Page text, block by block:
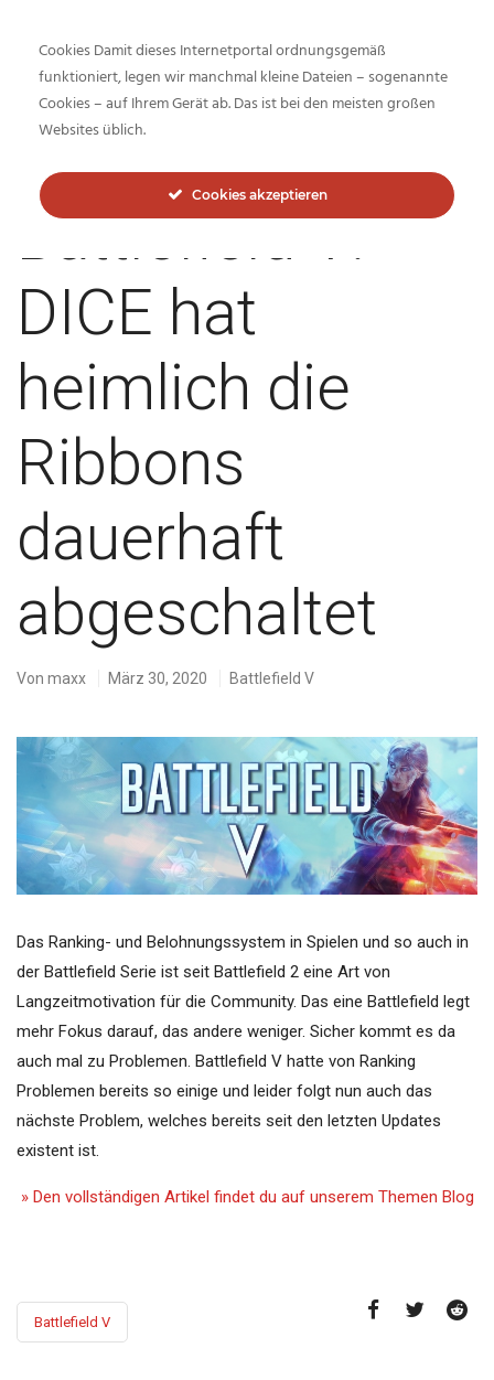
Inside-Network.net
Battlefield V:
DICE hat
heimlich die
Ribbons
dauerhaft
abgeschaltet
Von maxx März 30, 2020 Battlefield V
Das Ranking- und Belohnungssystem in Spielen und so auch in
der Battlefield Serie ist seit Battlefield 2 eine Art von
Langzeitmotivation für die Community. Das eine Battlefield legt
mehr Fokus darauf, das andere weniger. Sicher kommt es da
auch mal zu Problemen. Battlefield V hatte von Ranking
Problemen bereits so einige und leider folgt nun auch das
nächste Problem, welches bereits seit den letzten Updates
existent ist.
» Den vollständigen Artikel findet du auf unserem Themen Blog
Battlefield V
Cookies Damit dieses Internetportal ordnungsgemäß
funktioniert, legen wir manchmal kleine Dateien – sogenannte
Cookies – auf Ihrem Gerät ab. Das ist bei den meisten großen
Websites üblich.
Cookies akzeptieren